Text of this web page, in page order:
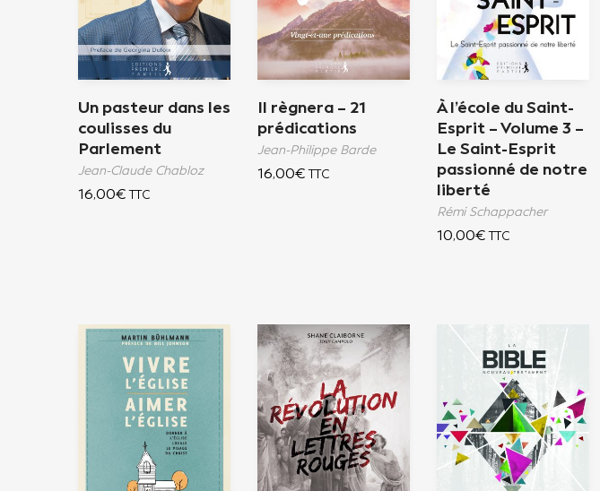
Un pasteur dans les
coulisses du
Parlement
Jean-Claude Chabloz
16,00€ TTC
Il règnera – 21
prédications
Jean-Philippe Barde
16,00€ TTC
À l’école du Saint-
Esprit – Volume 3 –
Le Saint-Esprit
passionné de notre
liberté
Rémi Schappacher
10,00€ TTC